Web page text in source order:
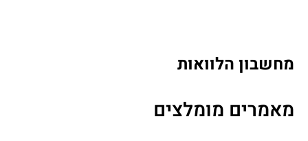
מחשבון הלוואות
מאמרים מומלצים